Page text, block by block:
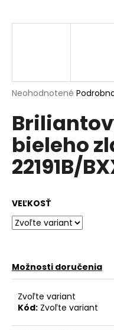
Priemerné
produktu
je
0,0
5
hviezdičiek.
Neohodnotené
bieleho
22191B/
VEĽKOSŤ
Možnosti doručenia
Zvoľte variant
Kód: Zvoľte variant
j
?
d
p
o
č
a
m
e